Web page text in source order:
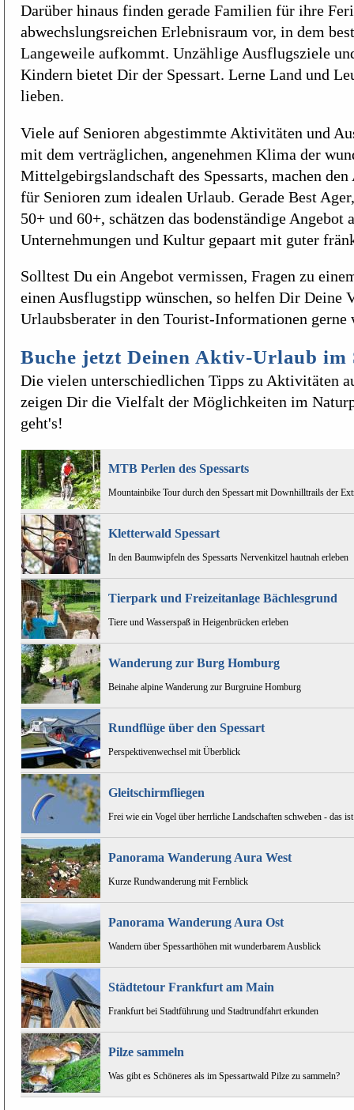
Darüber hinaus finden gerade Familien für ihre
abwechslungsreichen Erlebnisraum vor, in dem
Langeweile aufkommt. Unzählige Ausflugsziele
Kindern bietet Dir der Spessart. Lerne Land und
lieben.
Viele auf Senioren abgestimmte Aktivitäten und
mit dem verträglichen, angenehmen Klima der
Mittelgebirgslandschaft des Spessarts, machen
für Senioren zum idealen Urlaub. Gerade Best
50+ und 60+, schätzen das bodenständige Angebot
Unternehmungen und Kultur gepaart mit guter
Solltest Du ein Angebot vermissen, Fragen zu
einen Ausflugstipp wünschen, so helfen Dir Deine
Urlaubsberater in den Tourist-Informationen gerne
Buche jetzt Deinen Aktiv-Urlaub im
Die vielen unterschiedlichen Tipps zu Aktivitäten
zeigen Dir die Vielfalt der Möglichkeiten im
geht's!
MTB Perlen des Spessarts
Mountainbike Tour durch den Spessart mit Downhilltrails der
Kletterwald Spessart
In den Baumwipfeln des Spessarts Nervenkitzel hautnah erleben
Tierpark und Freizeitanlage Bächlesgrund
Tiere und Wasserspaß in Heigenbrücken erleben
Wanderung zur Burg Homburg
Beinahe alpine Wanderung zur Burgruine Homburg
Rundflüge über den Spessart
Perspektivenwechsel mit Überblick
Gleitschirmfliegen
Frei wie ein Vogel über herrliche Landschaften schweben - das
Panorama Wanderung Aura West
Kurze Rundwanderung mit Fernblick
Panorama Wanderung Aura Ost
Wandern über Spessarthöhen mit wunderbarem Ausblick
Städtetour Frankfurt am Main
Frankfurt bei Stadtführung und Stadtrundfahrt erkunden
Pilze sammeln
Was gibt es Schöneres als im Spessartwald Pilze zu sammeln?